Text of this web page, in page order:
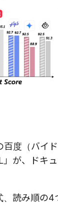
百度（バイ
」が、ドキ
、読み順の